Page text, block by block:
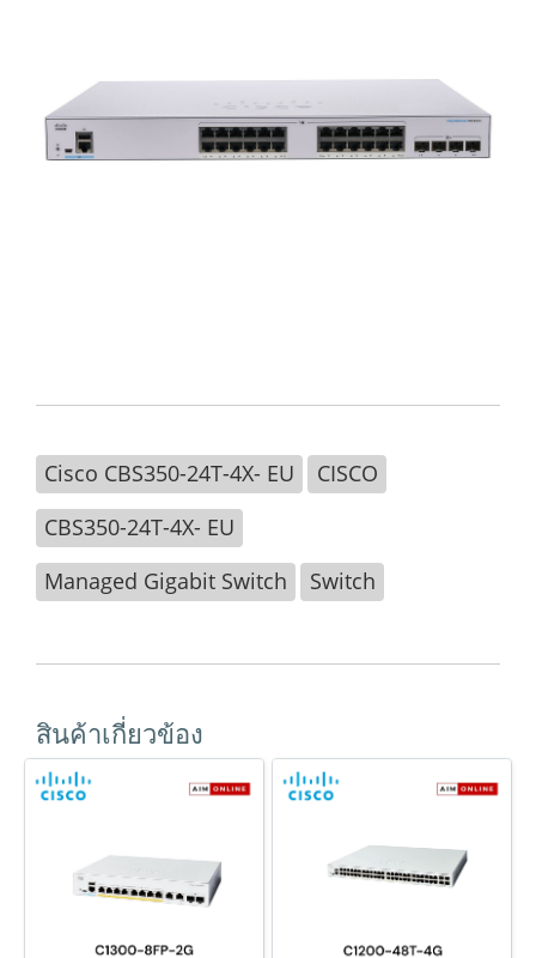
Cisco CBS350-24T-4X- EU
CISCO
CBS350-24T-4X- EU
Managed Gigabit Switch
Switch
สินค้าเกี่ยวข้อง